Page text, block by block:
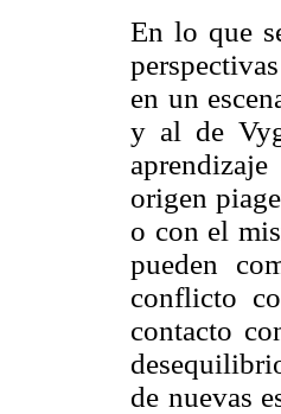
En lo que
en un
y al de
origen
o con el
pueden
conflicto
contacto
de nuevas